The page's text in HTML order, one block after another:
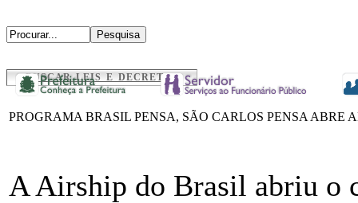
BUSCAR LEIS E DECRETOS
PROGRAMA BRASIL PENSA, SÃO CARLOS PENSA ABRE
A Airship do Brasil abriu o